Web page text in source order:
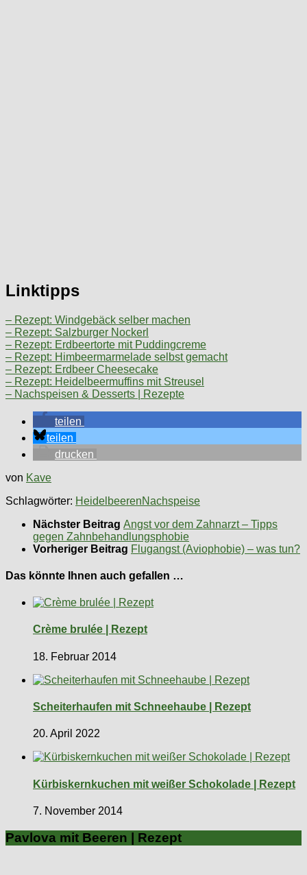
Linktipps
– Rezept: Windgebäck selber machen
– Rezept: Salzburger Nockerl
– Rezept: Erdbeertorte mit Puddingcreme
– Rezept: Himbeermarmelade selbst gemacht
– Rezept: Erdbeer Cheesecake
– Rezept: Heidelbeermuffins mit Streusel
– Nachspeisen & Desserts | Rezepte
teilen
teilen
drucken
von Kave
Schlagwörter: HeidelbeerenNachspeise
Nächster Beitrag Angst vor dem Zahnarzt – Tipps
gegen Zahnbehandlungsphobie
Vorheriger Beitrag Flugangst (Aviophobie) – was tun?
Das könnte Ihnen auch gefallen …
Crème brulée | Rezept
18. Februar 2014
Scheiterhaufen mit Schneehaube | Rezept
20. April 2022
Kürbiskernkuchen mit weißer Schokolade | Rezept
7. November 2014
Pavlova mit Beeren | Rezept